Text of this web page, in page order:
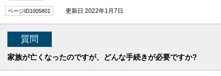
ページID1005801 更新日 2022年1月7日
質問
家族が亡くなったのですが、どんな手続きが必要ですか?